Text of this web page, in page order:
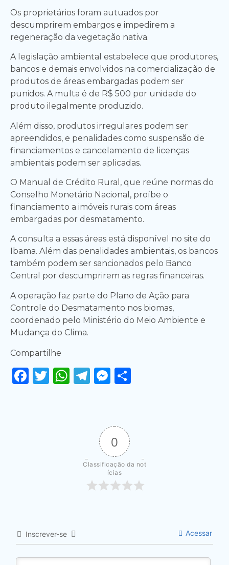
Os proprietários foram autuados por
descumprirem embargos e impedirem a
regeneração da vegetação nativa.
A legislação ambiental estabelece que produtores,
bancos e demais envolvidos na comercialização de
produtos de áreas embargadas podem ser
punidos. A multa é de R$ 500 por unidade do
produto ilegalmente produzido.
Além disso, produtos irregulares podem ser
apreendidos, e penalidades como suspensão de
financiamentos e cancelamento de licenças
ambientais podem ser aplicadas.
O Manual de Crédito Rural, que reúne normas do
Conselho Monetário Nacional, proíbe o
financiamento a imóveis rurais com áreas
embargadas por desmatamento.
A consulta a essas áreas está disponível no site do
Ibama. Além das penalidades ambientais, os bancos
também podem ser sancionados pelo Banco
Central por descumprirem as regras financeiras.
A operação faz parte do Plano de Ação para
Controle do Desmatamento nos biomas,
coordenado pelo Ministério do Meio Ambiente e
Mudança do Clima.
Compartilhe
Facebook
Twitter
WhatsApp
Telegram
Messenger
0
Classificação da not
ícias
Inscrever-se Acessar